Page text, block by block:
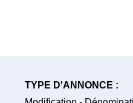
TYPE D'ANNONCE :